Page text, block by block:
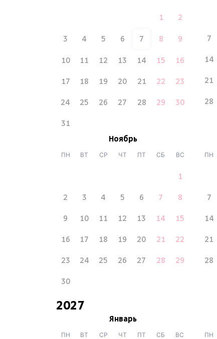
1 2
3 4 5 6 7 8 9
10 11 12 13 14 15 16
17 18 19 20 21 22 23
24 25 26 27 28 29 30
31
7
14
21
28
Ноябрь
ПН ВТ СР ЧТ ПТ СБ ВС
1
2 3 4 5 6 7 8
9 10 11 12 13 14 15
16 17 18 19 20 21 22
23 24 25 26 27 28 29
30
ПН
7
14
21
28
2027
Январь
ПН ВТ СР ЧТ ПТ СБ ВС ПН